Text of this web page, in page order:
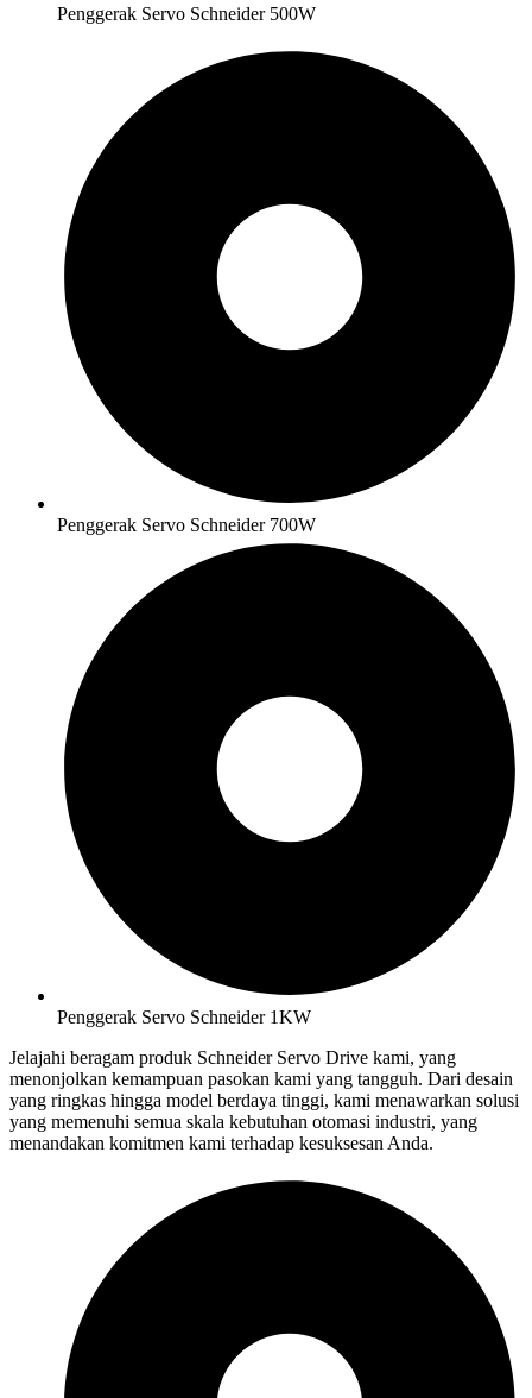
Penggerak Servo Schneider 500W
Penggerak Servo Schneider 700W
Penggerak Servo Schneider 1KW
Jelajahi beragam produk Schneider Servo Drive kami, yang
menonjolkan kemampuan pasokan kami yang tangguh. Dari desain
yang ringkas hingga model berdaya tinggi, kami menawarkan solusi
yang memenuhi semua skala kebutuhan otomasi industri, yang
menandakan komitmen kami terhadap kesuksesan Anda.